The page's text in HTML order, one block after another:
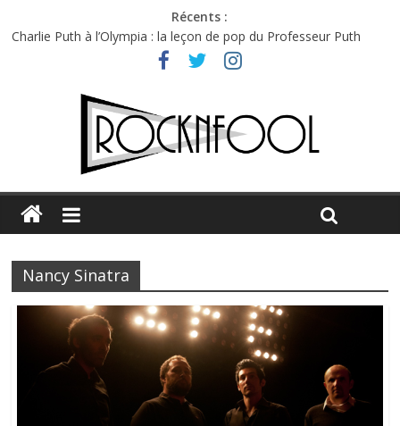
Récents :
Charlie Puth à l’Olympia : la leçon de pop du Professeur Puth
Festival Triptyque : un nouveau festival de musique indépendant
Hellfest 2026 vendredi : température et émotions en hausse
Hellfest 2026 jeudi : impossible de choisir entre chaleur et bonne
Première édition du Midgard Festival : entre bière, métal et
Nancy Sinatra